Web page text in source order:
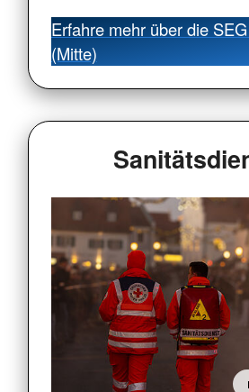
Erfahre mehr über die
(Mitte)